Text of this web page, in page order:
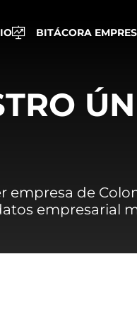
BITÁCORA
empresa de
empresarial